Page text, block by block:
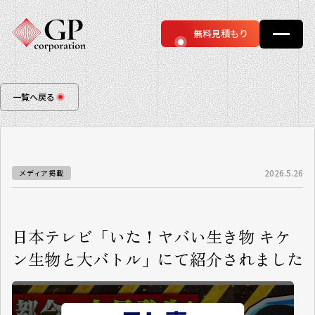
無料見積もり
一覧へ戻る
メディア掲載 2026.5.26
日本テレビ「いた！ヤバい生き物 キケ
ン生物と大バトル」にて紹介されました